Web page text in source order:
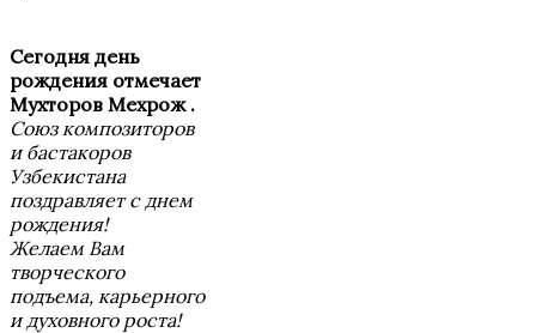
Сегодня день
рождения отмечает
Мухторов Мехрож .
Союз композиторов
и бастакоров
Узбекистана
поздравляет с днем
рождения!
Желаем Вам
творческого
подъема, карьерного
и духовного роста!